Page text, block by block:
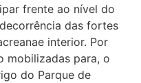
frente ao nível do
das fortes
interior. Por
mobilizadas para, o
do Parque de